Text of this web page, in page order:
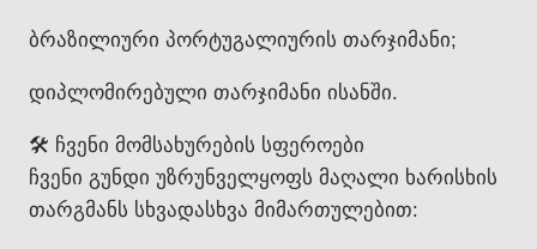
ბრაზილიური პორტუგალიურის თარჯიმანი;
დიპლომირებული თარჯიმანი ისანში.
🛠️ ჩვენი მომსახურების სფეროები
ჩვენი გუნდი უზრუნველყოფს მაღალი ხარისხის
თარგმანს სხვადასხვა მიმართულებით: